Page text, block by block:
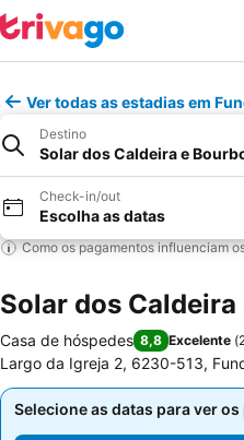
Ver todas as estadias em
Destino
Solar dos Caldeira e
Check-in/out
Escolha as datas
Como os pagamentos influenciam
Solar dos Caldeira
Casa de hóspedes 8,8 Excelente (
Largo da Igreja 2, 6230-513,
Selecione as datas para ver os
Selecione as datas para ver